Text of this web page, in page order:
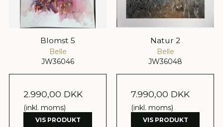
Blomst 5
Belle
JW36046
2.990,00 DKK
(inkl. moms)
VIS PRODUKT
Natur 2
Belle
JW36048
7.990,00 DKK
(inkl. moms)
VIS PRODUKT